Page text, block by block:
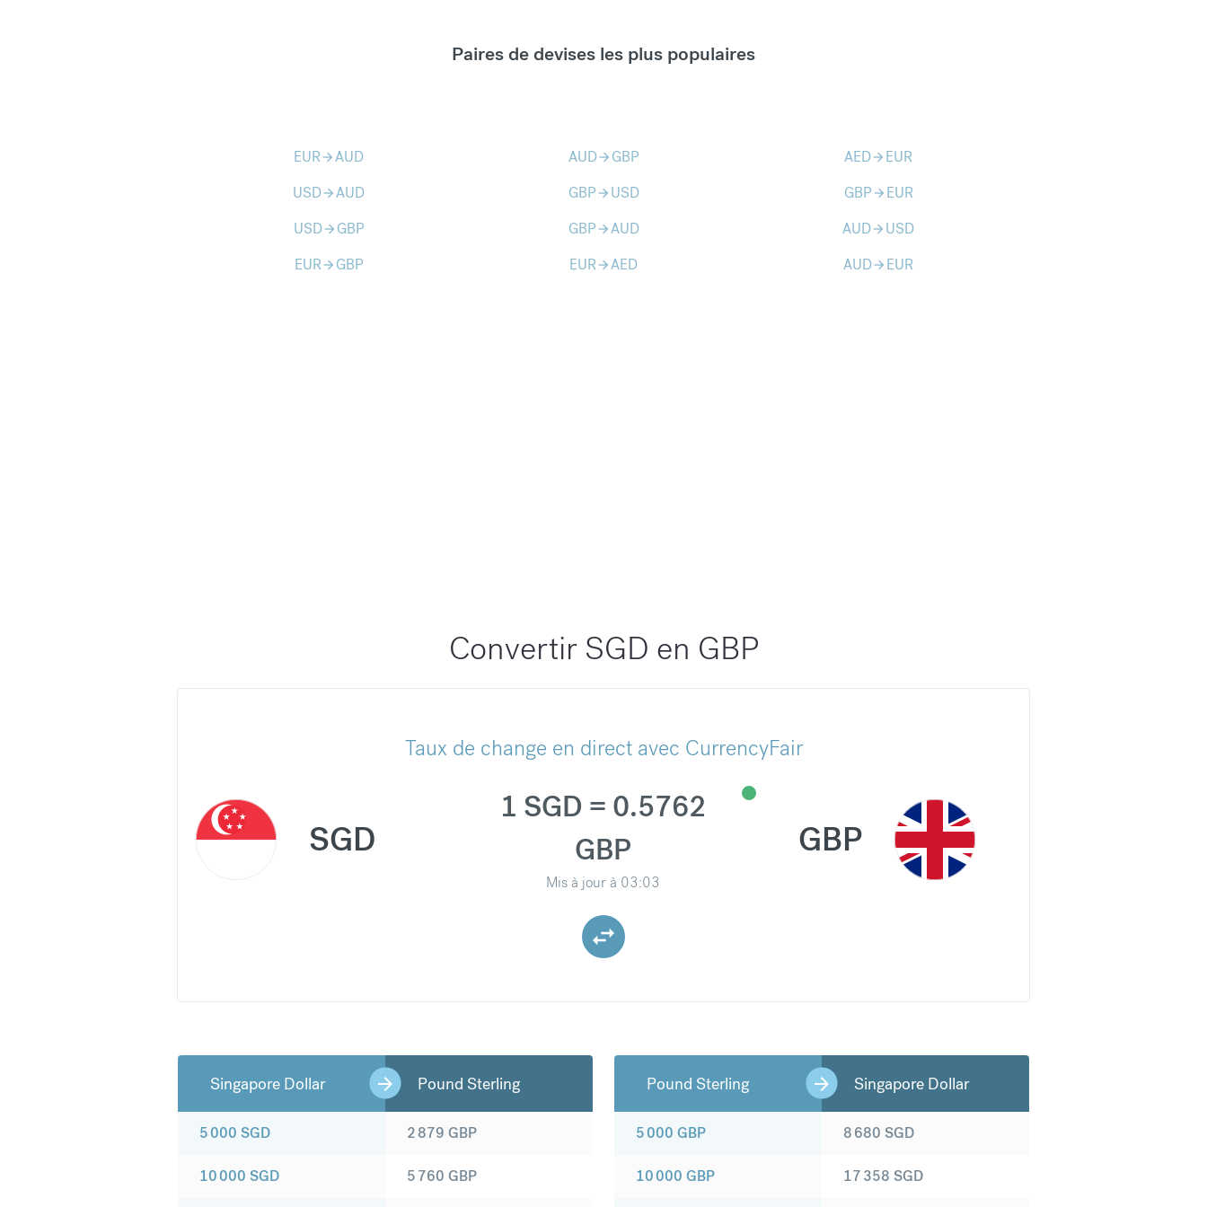
Paires de devises les plus populaires
EURarrow_forwardAUD AUDarrow_forward GBP AEDarrow_forward EUR
USDarrow_forwardAUD GBParrow_forward USD GBParrow_forward EUR
USDarrow_forward GBP GBParrow_forwardAUD AUDarrow_forward USD
EURarrow_forward GBP EURarrow_forwardAED AUDarrow_forward EUR
Convertir SGD en GBP
Taux de change en direct avec CurrencyFair
SGD
1 SGD = 0.5762
GBP
Mis à jour à 03:03
GBP
Singapore Dollar Pound Sterling
5 000 SGD
10 000 SGD
2 879 GBP
5 760 GBP
Pound Sterling Singapore Dollar
5 000 GBP
10 000 GBP
8 680 SGD
17 358 SGD